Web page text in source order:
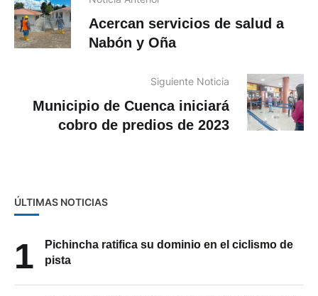
Noticia Anterior
Acercan servicios de salud a
Siguiente Noticia
Municipio de Cuenca iniciará
1
Pichincha ratifica su dominio en el ciclismo de